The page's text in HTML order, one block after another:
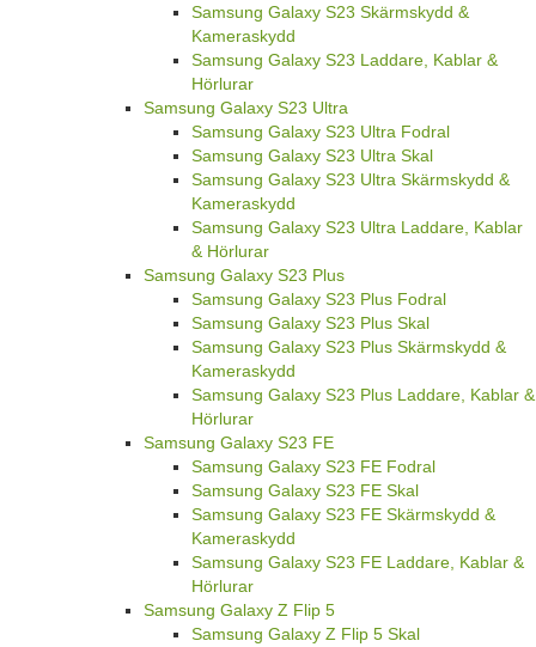
Samsung Galaxy S23 Skärmskydd &
Kameraskydd
Samsung Galaxy S23 Laddare, Kablar &
Hörlurar
Samsung Galaxy S23 Ultra
Samsung Galaxy S23 Ultra Fodral
Samsung Galaxy S23 Ultra Skal
Samsung Galaxy S23 Ultra Skärmskydd &
Kameraskydd
Samsung Galaxy S23 Ultra Laddare, Kablar
& Hörlurar
Samsung Galaxy S23 Plus
Samsung Galaxy S23 Plus Fodral
Samsung Galaxy S23 Plus Skal
Samsung Galaxy S23 Plus Skärmskydd &
Kameraskydd
Samsung Galaxy S23 Plus Laddare, Kablar &
Hörlurar
Samsung Galaxy S23 FE
Samsung Galaxy S23 FE Fodral
Samsung Galaxy S23 FE Skal
Samsung Galaxy S23 FE Skärmskydd &
Kameraskydd
Samsung Galaxy S23 FE Laddare, Kablar &
Hörlurar
Samsung Galaxy Z Flip 5
Samsung Galaxy Z Flip 5 Skal